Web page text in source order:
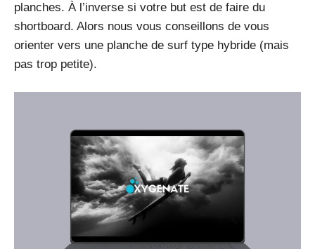
planches. À l’inverse si votre but est de faire du
shortboard. Alors nous vous conseillons de vous
orienter vers une planche de surf type hybride (mais
pas trop petite).